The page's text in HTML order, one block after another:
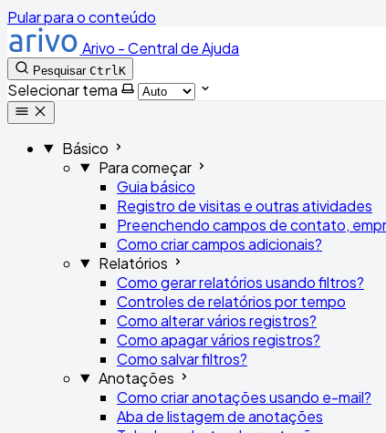
Pular para o conteúdo
Arivo - Central de Ajuda
Pesquisar Ctrl K
Selecionar tema
Básico
Para começar
Guia básico
Registro de visitas e outras atividades
Preenchendo campos de contato,
Como criar campos adicionais?
Relatórios
Como gerar relatórios usando filtros?
Controles de relatórios por tempo
Como alterar vários registros?
Como apagar vários registros?
Como salvar filtros?
Anotações
Como criar anotações usando e-mail?
Aba de listagem de anotações